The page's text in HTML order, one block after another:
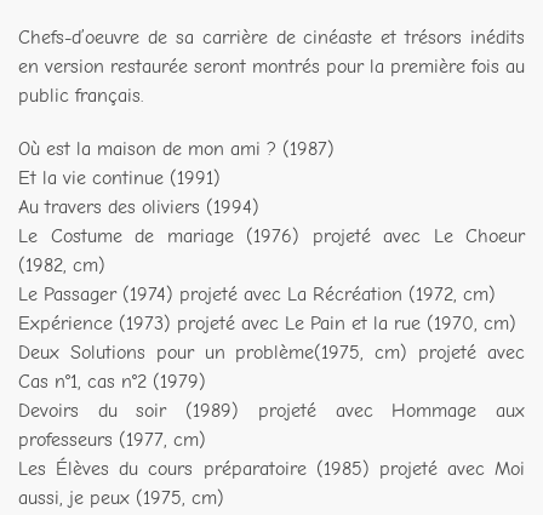
Chefs-d’oeuvre de sa carrière de cinéaste et trésors inédits
en version restaurée seront montrés pour la première fois au
public français.
Où est la maison de mon ami ? (1987)
Et la vie continue (1991)
Au travers des oliviers (1994)
Le Costume de mariage (1976) projeté avec Le Choeur
(1982, cm)
Le Passager (1974) projeté avec La Récréation (1972, cm)
Expérience (1973) projeté avec Le Pain et la rue (1970, cm)
Deux Solutions pour un problème(1975, cm) projeté avec
Cas n°1, cas n°2 (1979)
Devoirs du soir (1989) projeté avec Hommage aux
professeurs (1977, cm)
Les Élèves du cours préparatoire (1985) projeté avec Moi
aussi, je peux (1975, cm)